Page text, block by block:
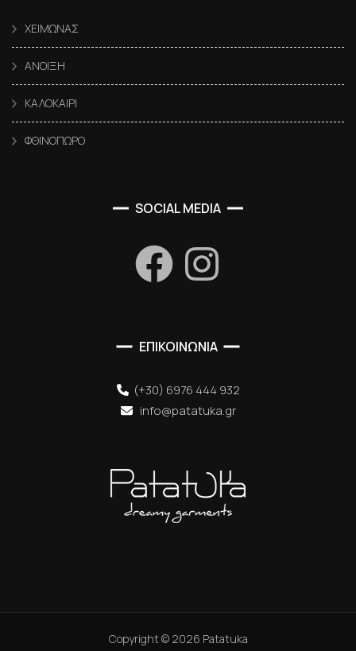
ΧΕΙΜΩΝΑΣ
ΑΝΟΙΞΗ
ΚΑΛΟΚΑΙΡΙ
ΦΘΙΝΟΠΩΡΟ
SOCIAL MEDIA
ΕΠΙΚΟΙΝΩΝΙΑ
(+30) 6976 444 932
info@patatuka.gr
Copyright © 2026 Patatuka